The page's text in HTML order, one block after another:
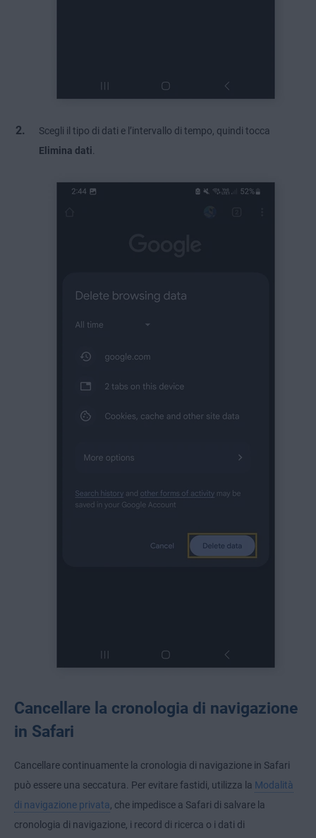
Scegli il tipo di dati e l’intervallo di tempo, quindi tocca
Elimina dati.
Cancellare la cronologia di navigazione
in Safari
Cancellare continuamente la cronologia di navigazione in Safari
può essere una seccatura. Per evitare fastidi, utilizza la Modalità
di navigazione privata, che impedisce a Safari di salvare la
cronologia di navigazione, i record di ricerca o i dati di